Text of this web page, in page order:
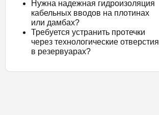
Нужна надежная гидроизоляция
кабельных вводов на плотинах
или дамбах?
Требуется устранить протечки
через технологические отверстия
в резервуарах?